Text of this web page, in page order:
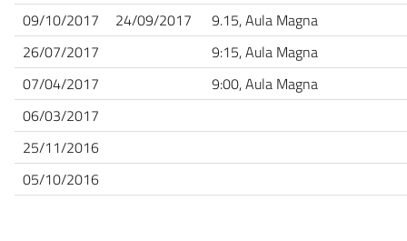
09/10/2017
24/09/2017
9.15, Aula Magna
26/07/2017
9:15, Aula Magna
07/04/2017
9:00, Aula Magna
06/03/2017
25/11/2016
05/10/2016